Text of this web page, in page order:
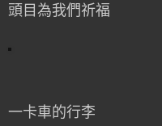
頭目為我們祈福
一卡車的行李